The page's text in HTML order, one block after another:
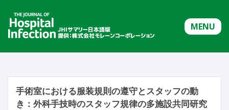
MENU
手術室における服装規則の遵守とスタッフの動
き：外科手技時のスタッフ規律の多施設共同研究